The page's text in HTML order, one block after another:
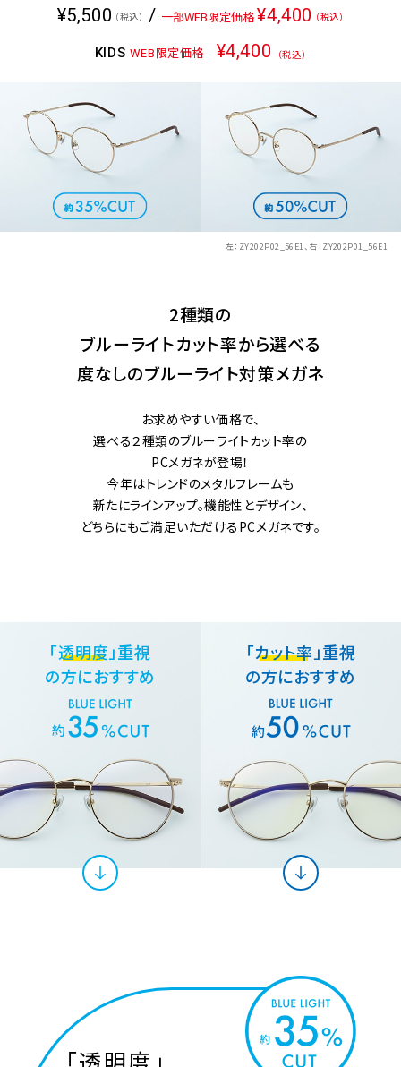
¥5,500 （税込） / 一部WEB限定価格¥4,400 （税込）
KIDS WEB限定価格 ¥4,400 （税込）
左： ZY202P02_56E1、右： ZY202P01_56E1
2種類の
ブルーライトカット率から選べる
度なしのブルーライト対策メガネ
お求めやすい価格で、
選べる２種類のブルーライトカット率の
PCメガネが登場！
今年はトレンドのメタルフレームも
新たにラインアップ。機能性とデザイン、
どちらにもご満足いただけるPCメガネです。
「透明度」重視
の方におすすめ
「カット率」重視
の方におすすめ